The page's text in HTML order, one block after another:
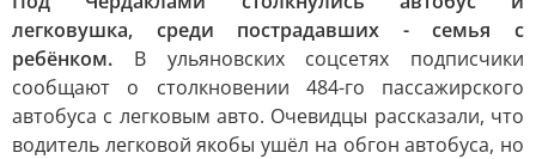
легковушка, среди пострадавших - семья с
ребёнком. В ульяновских соцсетях подписчики
сообщают о столкновении 484-го пассажирского
автобуса с легковым авто. Очевидцы рассказали, что
водитель легковой якобы ушёл на обгон автобуса, но